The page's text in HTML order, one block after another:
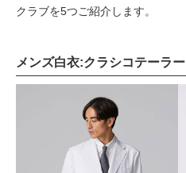
クラブを5つご紹介します。
メンズ白衣:クラシコテーラー